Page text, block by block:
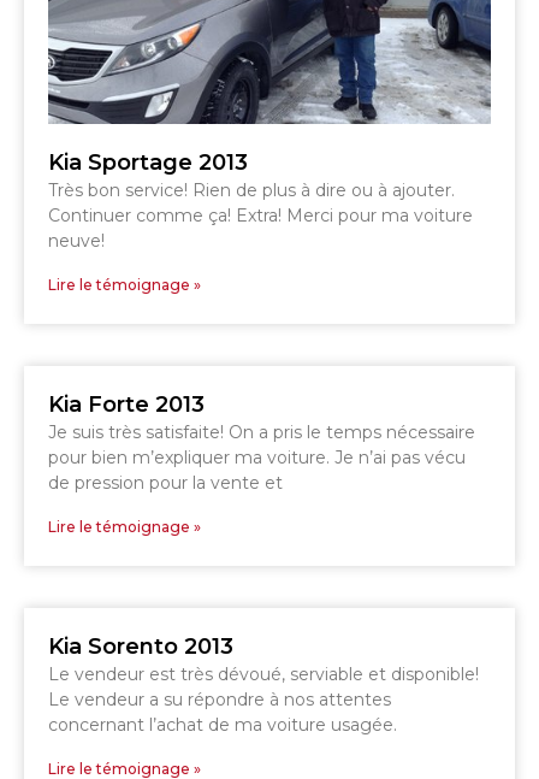
Kia Sportage 2013
Très bon service! Rien de plus à dire ou à ajouter.
Continuer comme ça! Extra! Merci pour ma voiture
neuve!
Lire le témoignage »
Kia Forte 2013
Je suis très satisfaite! On a pris le temps nécessaire
pour bien m’expliquer ma voiture. Je n’ai pas vécu
de pression pour la vente et
Lire le témoignage »
Kia Sorento 2013
Le vendeur est très dévoué, serviable et disponible!
Le vendeur a su répondre à nos attentes
concernant l’achat de ma voiture usagée.
Lire le témoignage »
TÉLÉPHONEZ
819 564-2196
GRANBY
DRUMMONDVILLE
ST-HYACINTHE